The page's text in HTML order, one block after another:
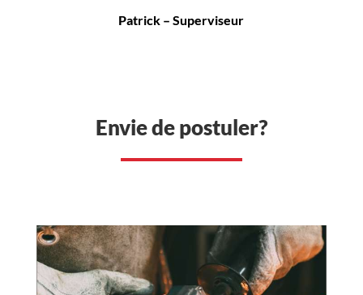
Patrick – Superviseur
Envie de postuler?